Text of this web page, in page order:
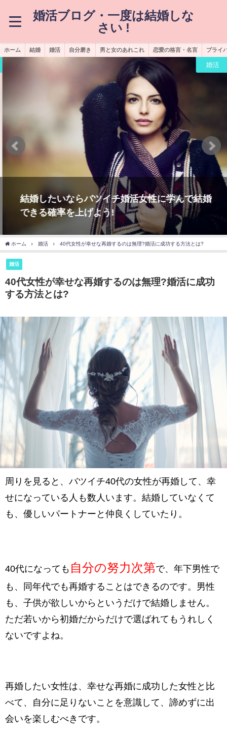
婚活ブログ・一度は結婚しな
さい !
ホーム 結婚 婚活 自分磨き 男と女のあれこれ 恋愛の格言・名言 プライ
婚活
結婚したいならバツイチ婚活女性に学んで結婚
できる確率を上げよう!
ホーム 婚活 40代女性が幸せな再婚するのは無理?婚活に成功する方法とは?
婚活
40代女性が幸せな再婚するのは無理?婚活に成功
する方法とは?
周りを見ると、バツイチ40代の女性が再婚して、幸
せになっている人も数人います。結婚していなくて
も、優しいパートナーと仲良くしていたり。
40代になっても 自分の努力次第で、年下男性で
も、同年代でも再婚することはできるのです。男性
も、子供が欲しいからというだけで結婚しません。
ただ若いから初婚だからだけで選ばれてもうれしく
ないですよね。
再婚したい女性は、幸せな再婚に成功した女性と比
べて、自分に足りないことを意識して、諦めずに出
会いを楽しむべきです。